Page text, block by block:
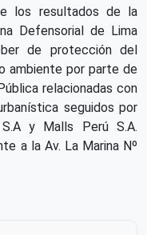
los resultados de la
Defensorial de Lima
de protección del
ambiente por parte de
relacionadas con
seguidos por
y Malls Perú S.A.
a la Av. La Marina Nº